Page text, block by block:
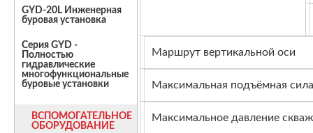
GYD-20L Инженерная
буровая установка
Серия GYD -
Полностью
гидравлические
многофункциональные
буровые установки
ВСПОМОГАТЕЛЬНОЕ
ОБОРУДОВАНИЕ
Маршрут вертикальной оси
Максимальная подъёмная
Максимальное давление